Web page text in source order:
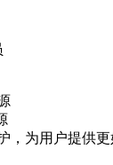
，为用户提供